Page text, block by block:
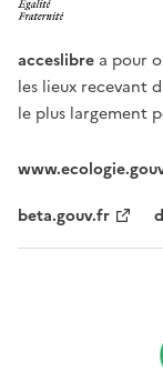
acceslibre a pour
les lieux recevant
le plus largement
beta.gouv.fr